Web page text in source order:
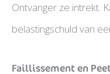
Ontvanger ze intrekt.
belastingschuld van
Faillissement en